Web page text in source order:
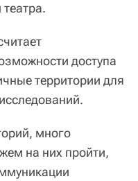
доступа
территории для
много
на них пройти,